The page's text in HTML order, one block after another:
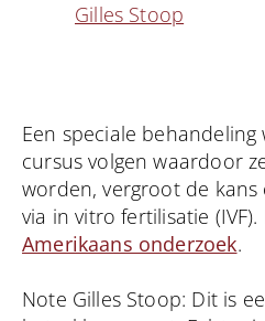
Gilles Stoop
Een speciale
cursus volgen waardoor
worden, vergroot de
via in vitro fertilisatie
Amerikaans onderzoek.
Note Gilles Stoop: Dit is